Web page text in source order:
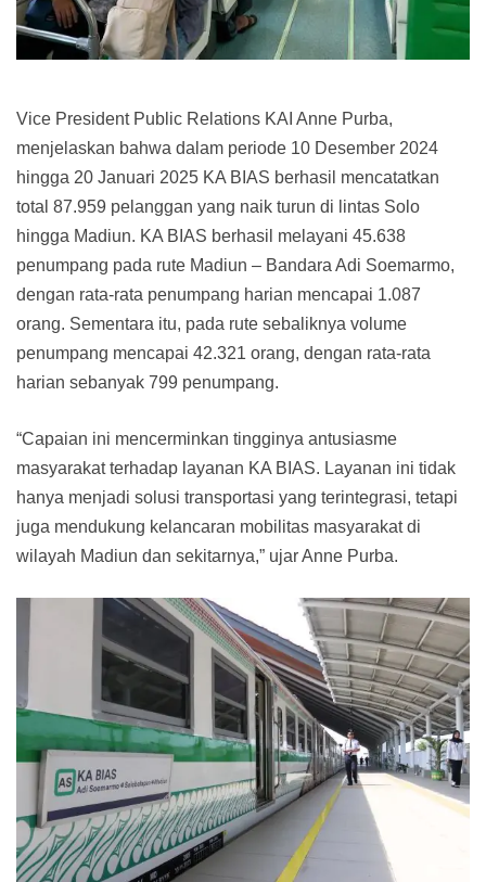
Vice President Public Relations KAI Anne Purba,
menjelaskan bahwa dalam periode 10 Desember 2024
hingga 20 Januari 2025 KA BIAS berhasil mencatatkan
total 87.959 pelanggan yang naik turun di lintas Solo
hingga Madiun. KA BIAS berhasil melayani 45.638
penumpang pada rute Madiun – Bandara Adi Soemarmo,
dengan rata-rata penumpang harian mencapai 1.087
orang. Sementara itu, pada rute sebaliknya volume
penumpang mencapai 42.321 orang, dengan rata-rata
harian sebanyak 799 penumpang.
“Capaian ini mencerminkan tingginya antusiasme
masyarakat terhadap layanan KA BIAS. Layanan ini tidak
hanya menjadi solusi transportasi yang terintegrasi, tetapi
juga mendukung kelancaran mobilitas masyarakat di
wilayah Madiun dan sekitarnya,” ujar Anne Purba.